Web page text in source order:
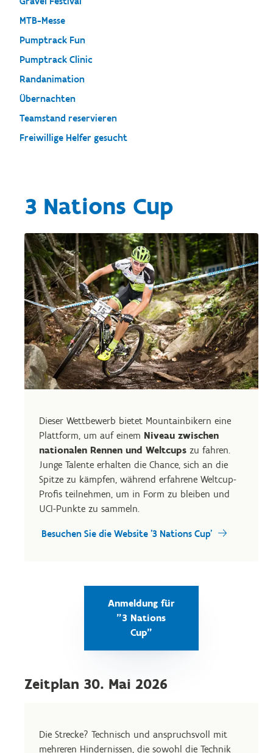
MTB-Messe
Pumptrack Fun
Pumptrack Clinic
Randanimation
Übernachten
Teamstand reservieren
Freiwillige Helfer gesucht
3 Nations Cup
Dieser Wettbewerb bietet Mountainbikern eine
Plattform, um auf einem Niveau zwischen
nationalen Rennen und Weltcups zu fahren.
Junge Talente erhalten die Chance, sich an die
Spitze zu kämpfen, während erfahrene Weltcup-
Profis teilnehmen, um in Form zu bleiben und
UCI-Punkte zu sammeln.
Besuchen Sie die Website '3 Nations Cup'
Anmeldung für
"3 Nations
Cup"
Zeitplan 30. Mai 2026
Die Strecke? Technisch und anspruchsvoll mit
mehreren Hindernissen, die sowohl die Technik